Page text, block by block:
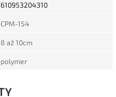
610953204310
CPM-154
8 až 10cm
polymer